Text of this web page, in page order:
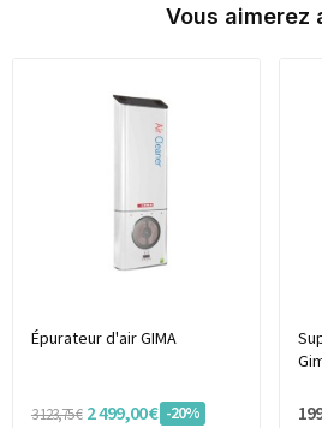
Vous aimerez
Épurateur d'air GIMA
3 123,75 € 2 499,00 € -20%